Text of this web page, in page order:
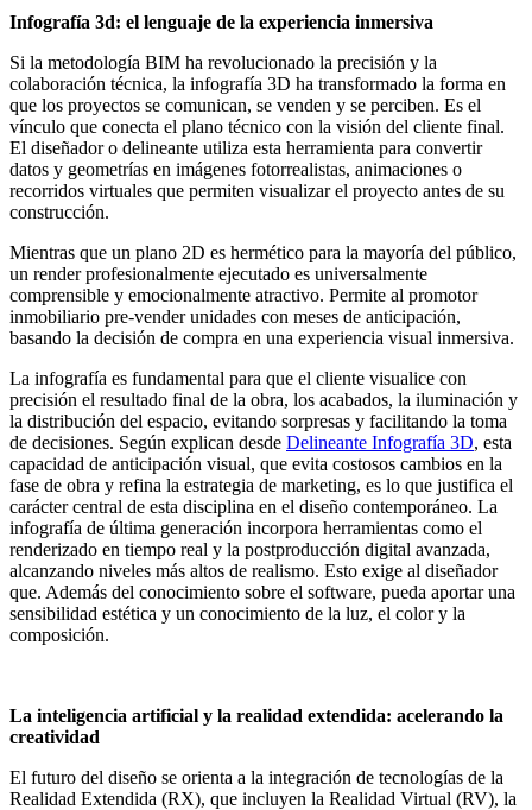
Infografía 3d: el lenguaje de la experiencia inmersiva
Si la metodología BIM ha revolucionado la precisión y la
colaboración técnica, la infografía 3D ha transformado la forma en
que los proyectos se comunican, se venden y se perciben. Es el
vínculo que conecta el plano técnico con la visión del cliente final.
El diseñador o delineante utiliza esta herramienta para convertir
datos y geometrías en imágenes fotorrealistas, animaciones o
recorridos virtuales que permiten visualizar el proyecto antes de su
construcción.
Mientras que un plano 2D es hermético para la mayoría del público,
un render profesionalmente ejecutado es universalmente
comprensible y emocionalmente atractivo. Permite al promotor
inmobiliario pre-vender unidades con meses de anticipación,
basando la decisión de compra en una experiencia visual inmersiva.
La infografía es fundamental para que el cliente visualice con
precisión el resultado final de la obra, los acabados, la iluminación y
la distribución del espacio, evitando sorpresas y facilitando la toma
de decisiones. Según explican desde Delineante Infografía 3D, esta
capacidad de anticipación visual, que evita costosos cambios en la
fase de obra y refina la estrategia de marketing, es lo que justifica el
carácter central de esta disciplina en el diseño contemporáneo. La
infografía de última generación incorpora herramientas como el
renderizado en tiempo real y la postproducción digital avanzada,
alcanzando niveles más altos de realismo. Esto exige al diseñador
que. Además del conocimiento sobre el software, pueda aportar una
sensibilidad estética y un conocimiento de la luz, el color y la
composición.
La inteligencia artificial y la realidad extendida: acelerando la
creatividad
El futuro del diseño se orienta a la integración de tecnologías de la
Realidad Extendida (RX), que incluyen la Realidad Virtual (RV), la